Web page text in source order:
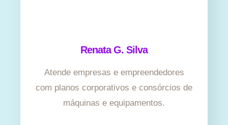
Renata G. Silva
Atende empresas e empreendedores
com planos corporativos e consórcios de
máquinas e equipamentos.